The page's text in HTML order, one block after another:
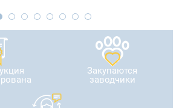
Закупаются
заводчики